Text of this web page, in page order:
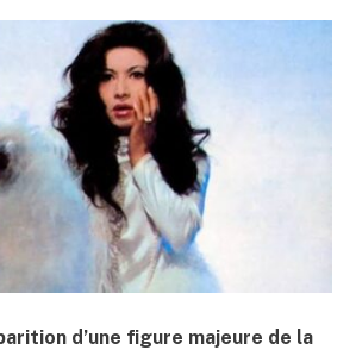
d’une figure majeure de la